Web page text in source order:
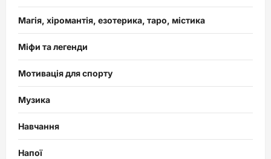
Магія, хіромантія, езотерика, таро, містика
Міфи та легенди
Мотивація для спорту
Музика
Навчання
Напої